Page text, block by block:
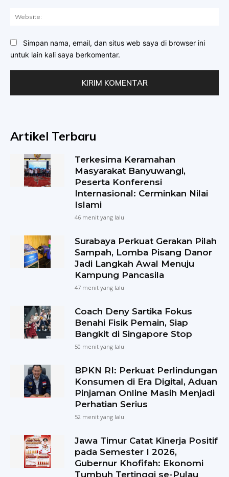
Simpan nama, email, dan situs web saya di browser ini
untuk lain kali saya berkomentar.
Artikel Terbaru
Terkesima Keramahan
Masyarakat Banyuwangi,
Peserta Konferensi
Internasional: Cerminkan Nilai
Islami
46 menit yang lalu
Surabaya Perkuat Gerakan Pilah
Sampah, Lomba Pisang Danor
Jadi Langkah Awal Menuju
Kampung Pancasila
47 menit yang lalu
Coach Deny Sartika Fokus
Benahi Fisik Pemain, Siap
Bangkit di Singapore Stop
50 menit yang lalu
BPKN RI: Perkuat Perlindungan
Konsumen di Era Digital, Aduan
Pinjaman Online Masih Menjadi
Perhatian Serius
52 menit yang lalu
Jawa Timur Catat Kinerja Positif
pada Semester I 2026,
Gubernur Khofifah: Ekonomi
Tumbuh Tertinggi se-Pulau